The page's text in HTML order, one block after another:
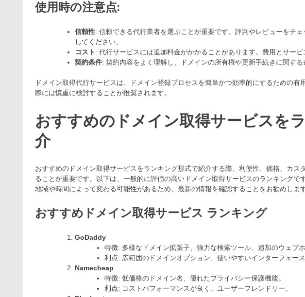
使用時の注意点:
信頼性: 信頼できる代行業者を選ぶことが重要です。評判やレビューをチ
してください。
コスト : 代行サービスには追加料金がかかることがあります。費用とサービ
契約条件: 契約内容をよく理解し、ドメインの所有権や更新手続きに関する
ドメイン取得代行サービスは、ドメイン登録プロセスを簡単かつ効率的にするための
際には慎重に検討することが推奨されます。
おすすめのドメイン取得サービスを
介
おすすめのドメイン取得サービスをランキング形式で紹介する際、利便性、価格、カス
ることが重要です。以下は、一般的に評価の高いドメイン取得サービスのランキングで
地域や時間によって変わる可能性があるため、最新の情報を確認することをお勧めします
おすすめドメイン取得サービス ランキング
GoDaddy
特徴: 多様なドメイン拡張子、強力な検索ツール、追加のウェブ
利点: 広範囲のドメインオプション、使いやすいインターフェース
Namecheap
特徴: 低価格のドメイン名、優れたプライバシー保護機能。
利点: コストパフォーマンスが良く、ユーザーフレンドリー。